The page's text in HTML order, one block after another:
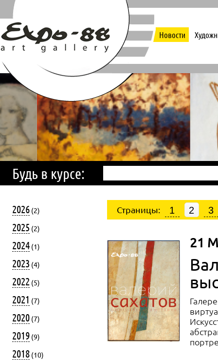
Новости
Будь в курсе:
2026 (2)
2025 (2)
2024 (1)
2023 (4)
2022 (5)
2021 (7)
2020 (7)
2019 (9)
2018 (10)
Страницы: 1 2 3
21